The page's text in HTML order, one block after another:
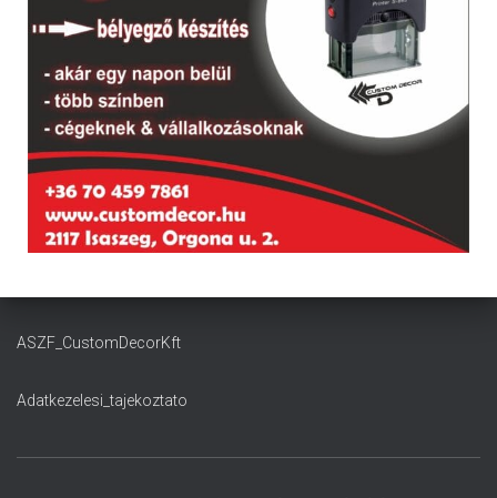
ASZF_CustomDecorKft
Adatkezelesi_tajekoztato